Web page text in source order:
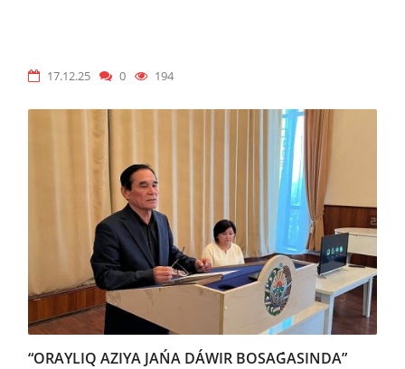
17.12.25 0 194
“ORAYLIQ AZIYA JAŃA DÁWIR BOSAǴASINDA”